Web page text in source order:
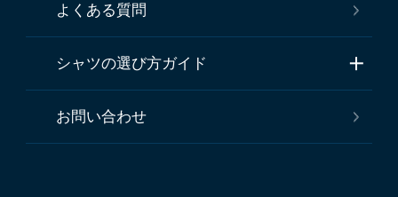
よくある質問
シャツの選び方ガイド
お問い合わせ